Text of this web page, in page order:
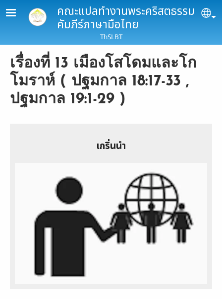
Skip to main contentคณะแปลทำงานพระคริสตธรรม
คัมภีร์ภาษามือไทย
ThSLBT
เรื่องที่ 13 เมืองโสโดมและโก
โมราห์ ( ปฐมกาล 18:17-33 ,
ปฐมกาล 19:1-29 )
เกริ่นนำ